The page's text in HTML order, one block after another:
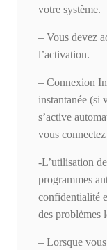
votre système.
– Vous devez
l’activation.
– Connexion
instantanée (si
s’active
vous
-L’utilisation
programmes
confidentialité
des problèmes
– Lorsque